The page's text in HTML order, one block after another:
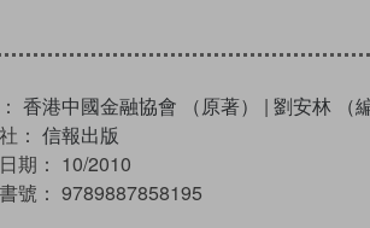
香港中國金融協會 （原著） | 劉安林 （編
： 信報出版
期： 10/2010
號： 9789887858195